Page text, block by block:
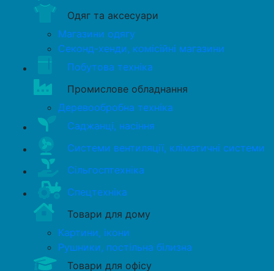
Одяг та аксесуари
Магазини одягу
Секонд-хенди, комісійні магазини
Побутова техніка
Промислове обладнання
Деревообробна техніка
Саджанці, насіння
Системи вентиляції, кліматичні системи
Сільгосптехніка
Спецтехніка
Товари для дому
Картини, ікони
Рушники, постільна білизна
Товари для офісу